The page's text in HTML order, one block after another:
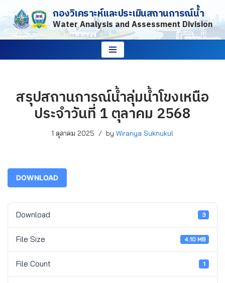
Skip
to
กองวิเคราะห์และประเมินสถานการณ์น้ำ
Water Analysis and Assessment Division
สรุปสถานการณ์น้ำลุ่มน้ำโขงเหนือ
ประจำวันที่ 1 ตุลาคม 2568
1 ตุลาคม 2025 by Wiranya Suknukul
DOWNLOAD
Download 3
File Size 4.10 MB
File Count 1